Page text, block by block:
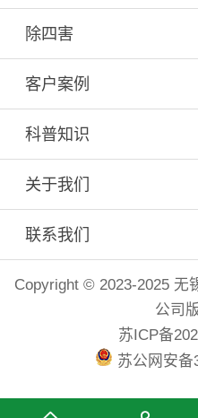
除四害
客户案例
科普知识
关于我们
联系我们
Copyright © 2023-2025 无
公司
苏ICP备
苏公网安备